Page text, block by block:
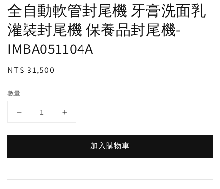
全自動軟管封尾機 牙膏洗面乳
灌裝封尾機 保養品封尾機-
IMBA051104A
Regular
NT$ 31,500
數量
加入購物車